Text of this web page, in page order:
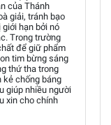
của Thánh
giải, tránh bạo
hạn bởi nó
Trong trường
để giữ phẩm
tim bừng sáng
thứ tha trong
kẻ chống báng
giúp nhiều người
xin cho chính